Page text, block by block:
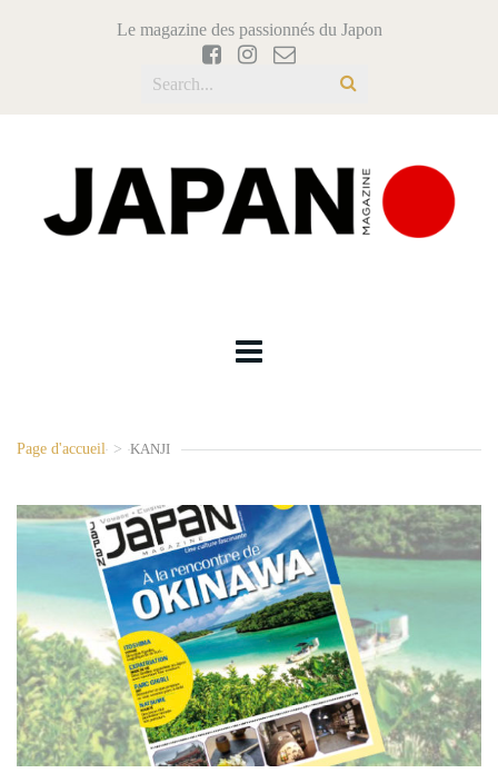
Le magazine des passionnés du Japon
Page d'accueil > KANJI